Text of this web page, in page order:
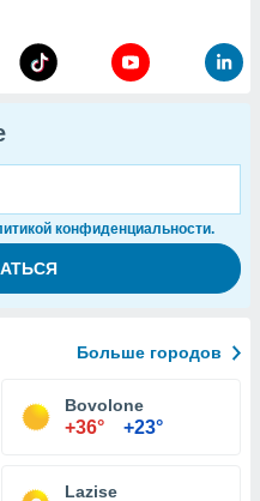
конфиденциальности.
Больше городов
Bovolone
+36° +23°
Lazise